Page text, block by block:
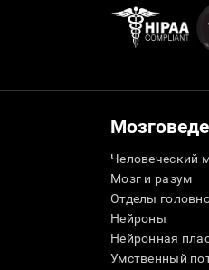
Человеческий
Мозг и разум
Отделы
Нейроны
Нейронная
Умственный